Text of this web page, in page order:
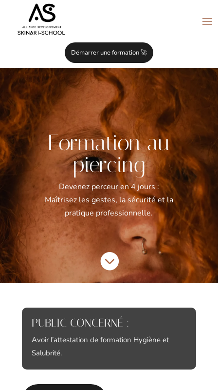
Démarrer une formation 🚀
Formation au
piercing
Devenez perceur en 4 jours :
Maîtrisez les gestes, la sécurité et la
pratique professionnelle.

PUBLIC CONCERNÉ :
Avoir l’attestation de formation Hygiène et
Salubrité.